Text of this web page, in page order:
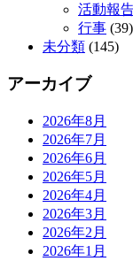
活動報
行事 (39)
未分類 (145)
アーカイブ
2026年8月
2026年7月
2026年6月
2026年5月
2026年4月
2026年3月
2026年2月
2026年1月